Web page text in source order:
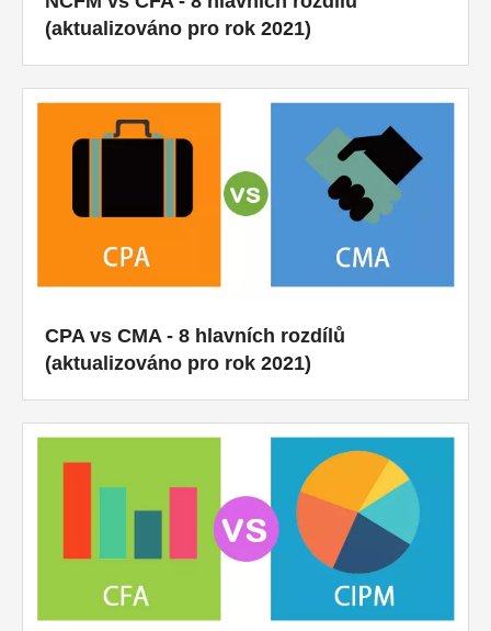
(aktualizováno pro rok 2021)
CPA vs CMA - 8 hlavních rozdílů
(aktualizováno pro rok 2021)